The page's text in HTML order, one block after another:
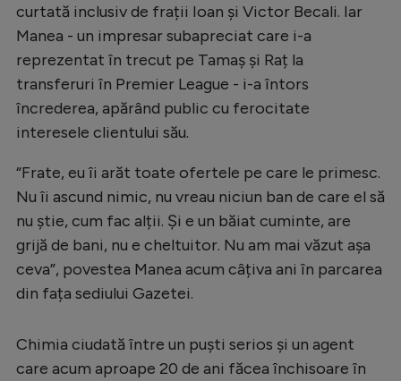
curtată inclusiv de frații Ioan și Victor Becali. Iar
Manea - un impresar subapreciat care i-a
reprezentat în trecut pe Tamaș și Raț la
transferuri în Premier League - i-a întors
încrederea, apărând public cu ferocitate
interesele clientului său.
“Frate, eu îi arăt toate ofertele pe care le primesc.
Nu îi ascund nimic, nu vreau niciun ban de care el să
nu știe, cum fac alții. Și e un băiat cuminte, are
grijă de bani, nu e cheltuitor. Nu am mai văzut așa
ceva”, povestea Manea acum câțiva ani în parcarea
din fața sediului Gazetei.
Chimia ciudată între un puști serios și un agent
care acum aproape 20 de ani făcea închisoare în